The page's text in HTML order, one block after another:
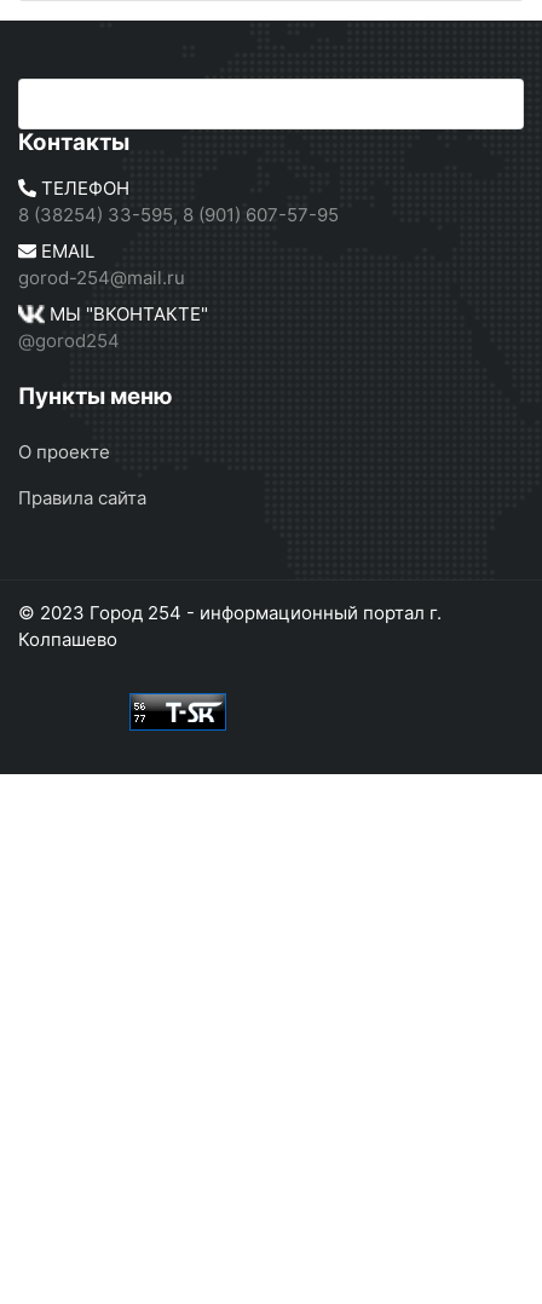
Контакты
ТЕЛЕФОН
8 (38254) 33-595, 8 (901) 607-57-95
EMAIL
gorod-254@mail.ru
МЫ "ВКОНТАКТЕ"
@gorod254
Пункты меню
О проекте
Правила сайта
© 2023 Город 254 - информационный портал г.
Колпашево